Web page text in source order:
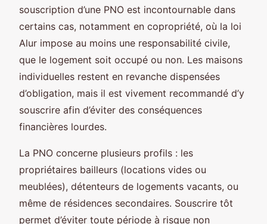
souscription d’une PNO est incontournable dans
certains cas, notamment en copropriété, où la loi
Alur impose au moins une responsabilité civile,
que le logement soit occupé ou non. Les maisons
individuelles restent en revanche dispensées
d’obligation, mais il est vivement recommandé d’y
souscrire afin d’éviter des conséquences
financières lourdes.
La PNO concerne plusieurs profils : les
propriétaires bailleurs (locations vides ou
meublées), détenteurs de logements vacants, ou
même de résidences secondaires. Souscrire tôt
permet d’éviter toute période à risque non